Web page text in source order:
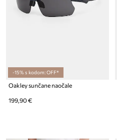
-15% s kodom: OFF*
Oakley sunčane naočale
199,90 €